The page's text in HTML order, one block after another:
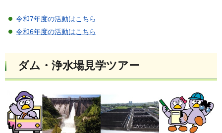
令和7年度の活動はこちら
令和6年度の活動はこちら
ダム・浄水場見学ツアー